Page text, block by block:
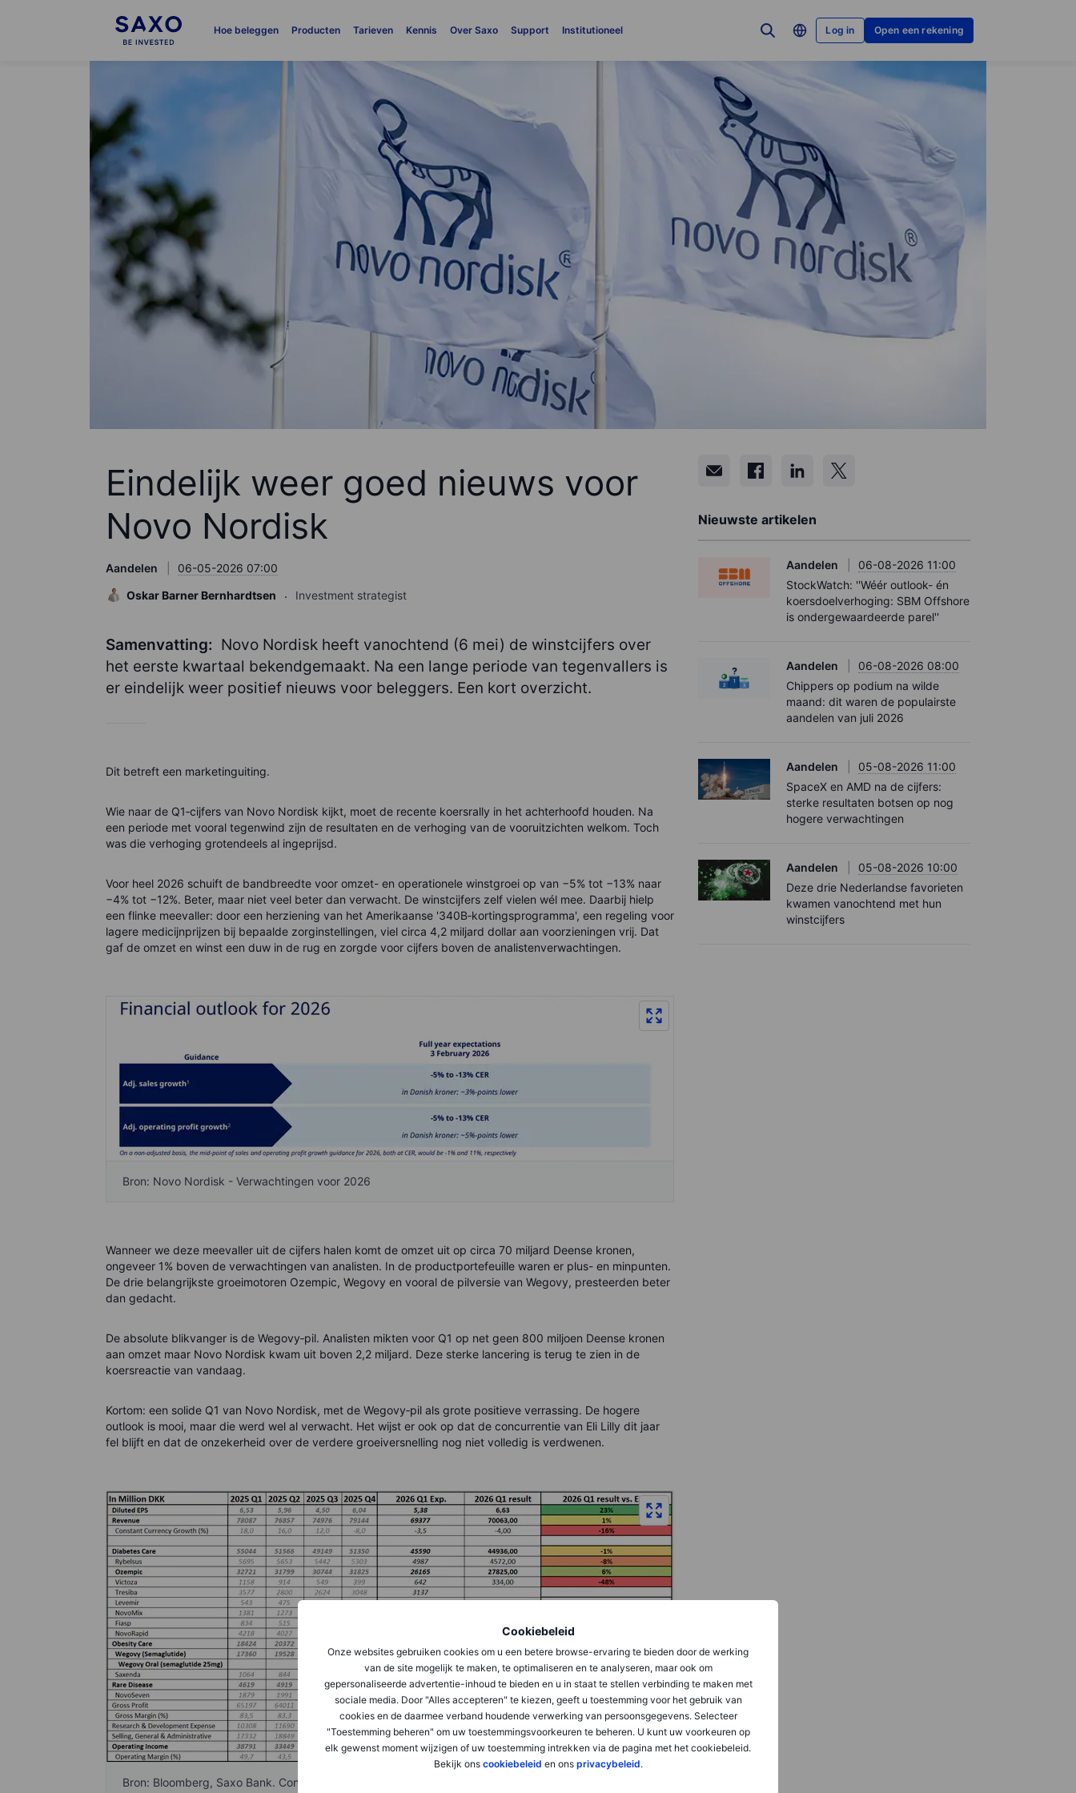
Hoe beleggen Producten Tarieven Kennis Over Saxo Support Institutioneel Log in Open een rekening
Cookiebeleid
Onze websites gebruiken cookies om u een betere browse-ervaring te bieden door de werking
van de site mogelijk te maken, te optimaliseren en te analyseren, maar ook om
gepersonaliseerde advertentie-inhoud te bieden en u in staat te stellen verbinding te maken met
sociale media. Door "Alles accepteren" te kiezen, geeft u toestemming voor het gebruik van
cookies en de daarmee verband houdende verwerking van persoonsgegevens. Selecteer
"Toestemming beheren" om uw toestemmingsvoorkeuren te beheren. U kunt uw voorkeuren op
elk gewenst moment wijzigen of uw toestemming intrekken via de pagina met het cookiebeleid.
Bekijk ons cookiebeleid en ons privacybeleid.
Eindelijk weer goed nieuws voor
Novo Nordisk
Aandelen
06-05-2026 07:00
Oskar Barner Bernhardtsen
Investment strategist
Samenvatting: Novo Nordisk heeft vanochtend (6 mei) de winstcijfers over
het eerste kwartaal bekendgemaakt. Na een lange periode van tegenvallers is
er eindelijk weer positief nieuws voor beleggers. Een kort overzicht.
Dit betreft een marketinguiting.
Wie naar de Q1‑cijfers van Novo Nordisk kijkt, moet de recente koersrally in het achterhoofd houden. Na
een periode met vooral tegenwind zijn de resultaten en de verhoging van de vooruitzichten welkom. Toch
was die verhoging grotendeels al ingeprijsd.
Voor heel 2026 schuift de bandbreedte voor omzet- en operationele winstgroei op van −5% tot −13% naar
−4% tot −12%. Beter, maar niet veel beter dan verwacht. De winstcijfers zelf vielen wél mee. Daarbij hielp
een flinke meevaller: door een herziening van het Amerikaanse '340B‑kortingsprogramma', een regeling voor
lagere medicijnprijzen bij bepaalde zorginstellingen, viel circa 4,2 miljard dollar aan voorzieningen vrij. Dat
gaf de omzet en winst een duw in de rug en zorgde voor cijfers boven de analistenverwachtingen.
Bron: Novo Nordisk - Verwachtingen voor 2026
Wanneer we deze meevaller uit de cijfers halen komt de omzet uit op circa 70 miljard Deense kronen,
ongeveer 1% boven de verwachtingen van analisten. In de productportefeuille waren er plus- en minpunten.
De drie belangrijkste groeimotoren Ozempic, Wegovy en vooral de pilversie van Wegovy, presteerden beter
dan gedacht.
De absolute blikvanger is de Wegovy‑pil. Analisten mikten voor Q1 op net geen 800 miljoen Deense kronen
aan omzet maar Novo Nordisk kwam uit boven 2,2 miljard. Deze sterke lancering is terug te zien in de
koersreactie van vandaag.
Kortom: een solide Q1 van Novo Nordisk, met de Wegovy‑pil als grote positieve verrassing. De hogere
outlook is mooi, maar die werd wel al verwacht. Het wijst er ook op dat de concurrentie van Eli Lilly dit jaar
fel blijft en dat de onzekerheid over de verdere groeiversnelling nog niet volledig is verdwenen.
Bron: Bloomberg, Saxo Bank. Consensus voor Q1 2026 geupdate op 5 mei 2026 op basis van
Nieuwste artikelen
Aandelen
06-08-2026 11:00
StockWatch: ''Wéér outlook- én
koersdoelverhoging: SBM Offshore
is ondergewaardeerde parel''
Aandelen
06-08-2026 08:00
Chippers op podium na wilde
maand: dit waren de populairste
aandelen van juli 2026
Aandelen
05-08-2026 11:00
SpaceX en AMD na de cijfers:
sterke resultaten botsen op nog
hogere verwachtingen
Aandelen
05-08-2026 10:00
Deze drie Nederlandse favorieten
kwamen vanochtend met hun
winstcijfers